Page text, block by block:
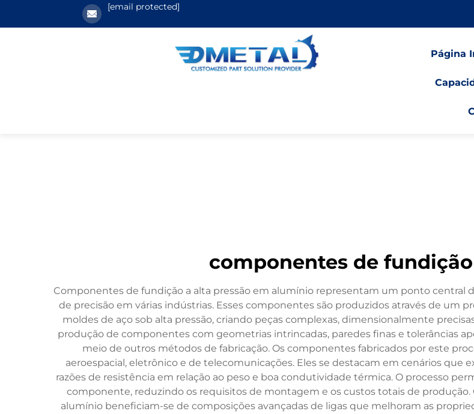
[email protected]
Página
componentes de
Componentes de fundição a alta pressão em alumínio representam um ponto central
de precisão em várias indústrias. Esses componentes são produzidos através de um
moldes de aço sob alta pressão, criando peças complexas, dimensionalmente
produção de componentes com geometrias intrincadas, paredes finas e tolerâncias
meio de outros métodos de fabricação. Os componentes fabricados por este
aeroespacial, eletrônico e de telecomunicações. Eles se destacam em cenários que
razões de resistência em relação ao peso e boa condutividade térmica. O processo
componente, reduzindo os requisitos de montagem e os custos totais de
alumínio beneficiam-se de composições avançadas de ligas que melhoram as